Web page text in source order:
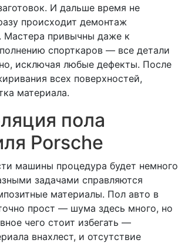
И дальше время не
происходит демонтаж
Мастера привычны даже к
спорткаров — все детали
исключая любые дефекты. После
всех поверхностей,
материала.
пола
Porsche
машины процедура будет немного
задачами справляются
материалы. Пол авто в
прост — шума здесь много, но
чего стоит избегать —
внахлест, и отсутствие